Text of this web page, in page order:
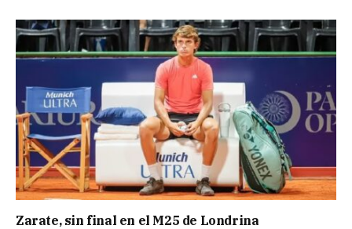
Zarate, sin final en el M25 de Londrina